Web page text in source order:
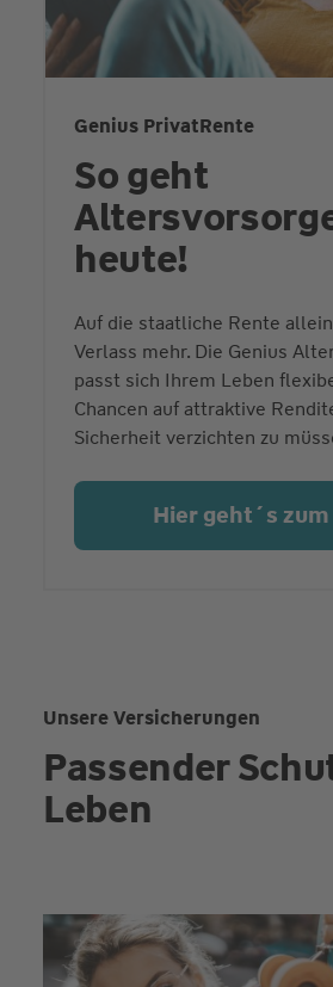
Genius PrivatRente
So geht
heute!
Auf die staatliche Rente
Verlass mehr. Die Genius
passt sich Ihrem Leben
Chancen auf attraktive
Sicherheit verzichten zu
Hier geht´s
Unsere Versicherungen
Passender
Leben